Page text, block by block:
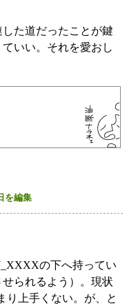
た道だったことが鍵
いい。それを愛おし
を編集
の下へ持ってい
られるよう）。現状
り上手くない。が、と